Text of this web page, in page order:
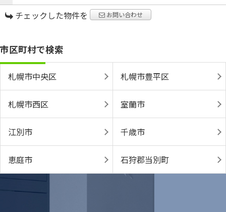
チェックした物件を お問い合わせ
市区町村で検索
札幌市中央区 札幌市豊平区
札幌市西区 室蘭市
江別市 千歳市
恵庭市 石狩郡当別町